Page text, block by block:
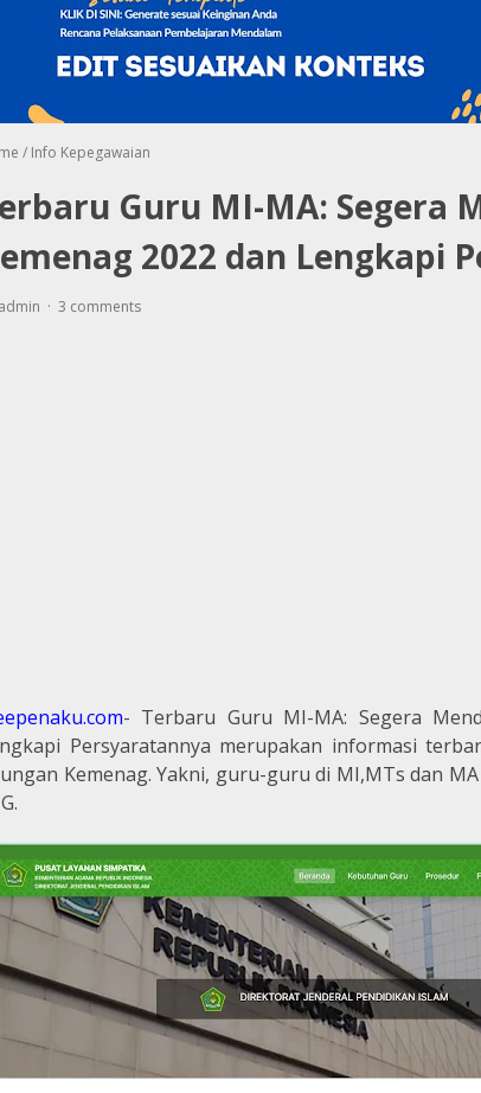
/ Info Kepegawaian
Guru MI-MA: Segera
2022 dan Lengkapi
3 comments
- Terbaru Guru MI-MA: Segera
Persyaratannya merupakan informasi
Kemenag. Yakni, guru-guru di MI,MTs dan